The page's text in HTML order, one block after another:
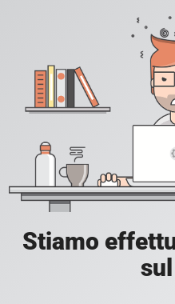
Stiamo